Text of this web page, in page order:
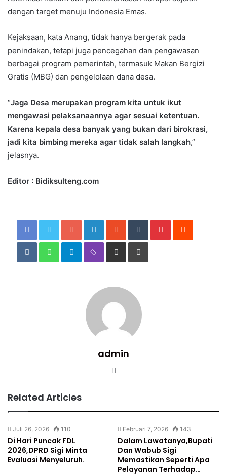
dengan target menuju Indonesia Emas.
Kejaksaan, kata Anang, tidak hanya bergerak pada
penindakan, tetapi juga pencegahan dan pengawasan
berbagai program pemerintah, termasuk Makan Bergizi
Gratis (MBG) dan pengelolaan dana desa.
“Jaga Desa merupakan program kita untuk ikut
mengawasi pelaksanaannya agar sesuai ketentuan.
Karena kepala desa banyak yang bukan dari birokrasi,
jadi kita bimbing mereka agar tidak salah langkah,”
jelasnya.
Editor : Bidiksulteng.com
Google+LinkedInStumbleUpon
TumblrPinterestReddit
VKontakteWhatsAppTelegramViber Share
Email
Print
admin
Website
Related Articles
Juli 26, 2026 110
Di Hari Puncak FDL
2026,DPRD Sigi Minta
Evaluasi Menyeluruh.
Februari 7, 2026 143
Dalam Lawatanya,Bupati
Dan Wabub Sigi
Memastikan Seperti Apa
Pelayanan Terhadap…